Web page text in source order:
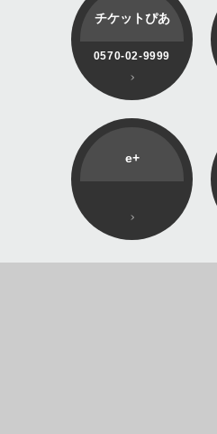
チケットぴあ
0570-02-9999
e+